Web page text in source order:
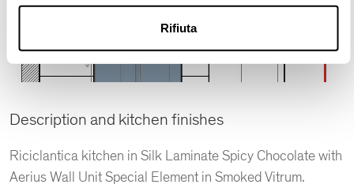
Rifiuta
Description and kitchen finishes
Riciclantica kitchen in Silk Laminate Spicy Chocolate with
Aerius Wall Unit Special Element in Smoked Vitrum.